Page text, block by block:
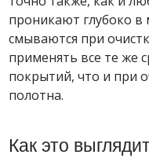
проникают глубоко в
смываются при
применять все те же
покрытий, что и при
полотна.
Как это